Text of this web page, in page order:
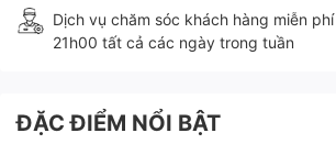
Dịch vụ chăm sóc khách hàng miễn
21h00 tất cả các ngày trong tuần
ĐẶC ĐIỂM NỔI BẬT